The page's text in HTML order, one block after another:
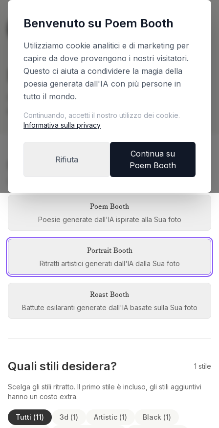
Benvenuto su Poem Booth
Utilizziamo cookie analitici e di marketing per
capire da dove provengono i nostri visitatori.
Questo ci aiuta a condividere la magia della
poesia generata dall'IA con più persone in
tutto il mondo.
Continuando, accetti il nostro utilizzo dei cookie.
Informativa sulla privacy
Rifiuta
Continua su
Poem Booth
Pianifichi la Sua Booth
Configuri il Suo booth e riceva un preventivo
immediato
Scelga la Sua Edizione del Booth
Poem Booth
Poesie generate dall'IA ispirate alla Sua foto
Portrait Booth
Ritratti artistici generati dall'IA dalla Sua foto
Roast Booth
Battute esilaranti generate dall'IA basate sulla Sua foto
Quali stili desidera? 1 stile
Scelga gli stili ritratto. Il primo stile è incluso, gli stili aggiuntivi
hanno un costo extra.
Tutti (11) 3d (1) Artistic (1) Black (1)